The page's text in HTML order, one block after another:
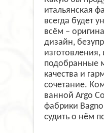
итальянская
всегда будет
всём –
дизайн,
изготовления,
подобранные
качества и
сочетание.
ванной Argo
фабрики
судить о нём